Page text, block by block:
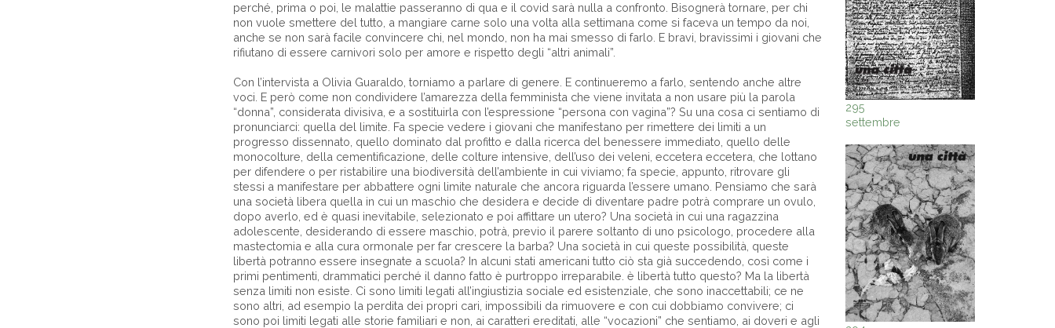
perché, prima o poi, le malattie passeranno di qua e il covid sarà nulla a confronto. Bisognerà tornare, per chi
non vuole smettere del tutto, a mangiare carne solo una volta alla settimana come si faceva un tempo da noi,
anche se non sarà facile convincere chi, nel mondo, non ha mai smesso di farlo. E bravi, bravissimi i giovani che
rifiutano di essere carnivori solo per amore e rispetto degli “altri animali”.
Con l’intervista a Olivia Guaraldo, torniamo a parlare di genere. E continueremo a farlo, sentendo anche altre
voci. E però come non condividere l’amarezza della femminista che viene invitata a non usare più la parola
“donna”, considerata divisiva, e a sostituirla con l’espressione “persona con vagina”? Su una cosa ci sentiamo di
pronunciarci: quella del limite. Fa specie vedere i giovani che manifestano per rimettere dei limiti a un
progresso dissennato, quello dominato dal profitto e dalla ricerca del benessere immediato, quello delle
monocolture, della cementificazione, delle colture intensive, dell’uso dei veleni, eccetera eccetera, che lottano
per difendere o per ristabilire una biodiversità dell’ambiente in cui viviamo; fa specie, appunto, ritrovare gli
stessi a manifestare per abbattere ogni limite naturale che ancora riguarda l’essere umano. Pensiamo che sarà
una società libera quella in cui un maschio che desidera e decide di diventare padre potrà comprare un ovulo,
dopo averlo, ed è quasi inevitabile, selezionato e poi affittare un utero? Una società in cui una ragazzina
adolescente, desiderando di essere maschio, potrà, previo il parere soltanto di uno psicologo, procedere alla
mastectomia e alla cura ormonale per far crescere la barba? Una società in cui queste possibilità, queste
libertà potranno essere insegnate a scuola? In alcuni stati americani tutto ciò sta già succedendo, così come i
primi pentimenti, drammatici perché il danno fatto è purtroppo irreparabile. è libertà tutto questo? Ma la libertà
senza limiti non esiste. Ci sono limiti legati all’ingiustizia sociale ed esistenziale, che sono inaccettabili; ce ne
sono altri, ad esempio la perdita dei propri cari, impossibili da rimuovere e con cui dobbiamo convivere; ci
sono poi limiti legati alle storie familiari e non, ai caratteri ereditati, alle “vocazioni” che sentiamo, ai doveri e agli
295
settembre